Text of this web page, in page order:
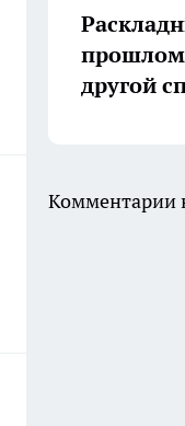
другой
Комментарии